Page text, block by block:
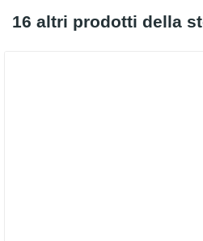
16 altri prodotti della